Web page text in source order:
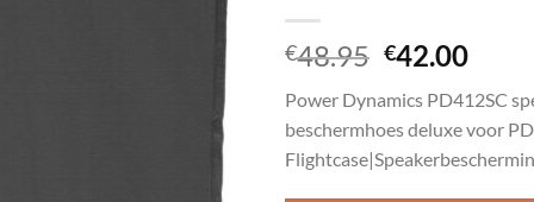
€48.95
was:
€48.95.
€42.00
is:
Power Dynamics PD412SC
beschermhoes deluxe voor